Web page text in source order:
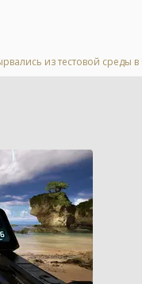
из тестовой среды